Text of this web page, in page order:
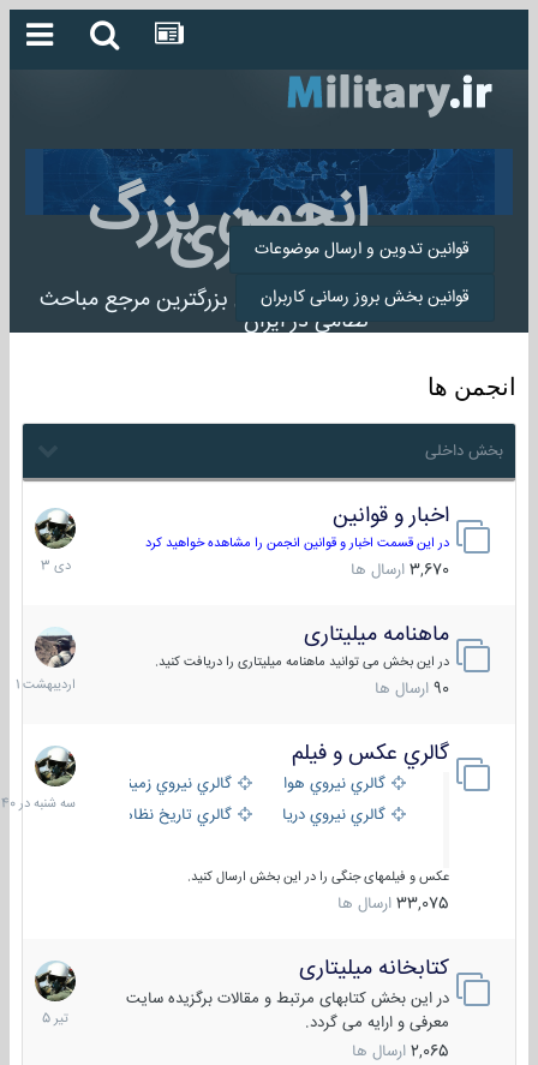
انجمن بزرگ
میلیتاری
انجمن میلیتاری بزرگترین مرجع مباحث
نظامی در ایران
قوانین تدوین و ارسال موضوعات
قوانین بخش بروز رسانی کاربران
انجمن ها
بخش داخلی
اخبار و قوانین
در این قسمت اخبار و قوانین انجمن را مشاهده خواهید کرد
3,670 ارسال ها
22
دی
1403
ماهنامه میلیتاری
در این بخش می توانید ماهنامه میلیتاری را دریافت کنید.
90 ارسال ها
30
1401
گالري عكس و فيلم
گالري نيروي هوايي
گالري نيروي زميني
گالري نيروي دريايي
گالري تاریخ نظامی
عکس و فیلمهای جنگی را در این بخش ارسال کنید.
33,075 ارسال ها
سه
شنبه
در
کتابخانه میلیتاری
در این بخش کتابهای مرتبط و مقالات برگزیده سایت
معرفی و ارایه می گردد.
2,065 ارسال ها
16
تیر
1405